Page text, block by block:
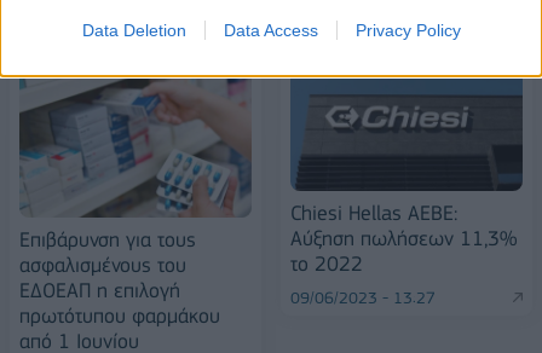
Data Deletion Data Access Privacy Policy
Επιβάρυνση για τους
ασφαλισμένους του
ΕΔΟΕΑΠ η επιλογή
πρωτότυπου φαρμάκου
από 1 Ιουνίου
Chiesi Hellas ΑΕΒΕ:
Αύξηση πωλήσεων 11,3%
το 2022
09/06/2023 - 13:27